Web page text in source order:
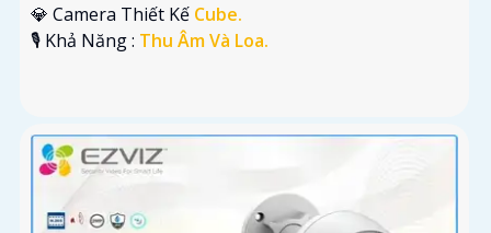
💎 Camera Thiết Kế Cube.
️🎙 Khả Năng : Thu Âm Và Loa.